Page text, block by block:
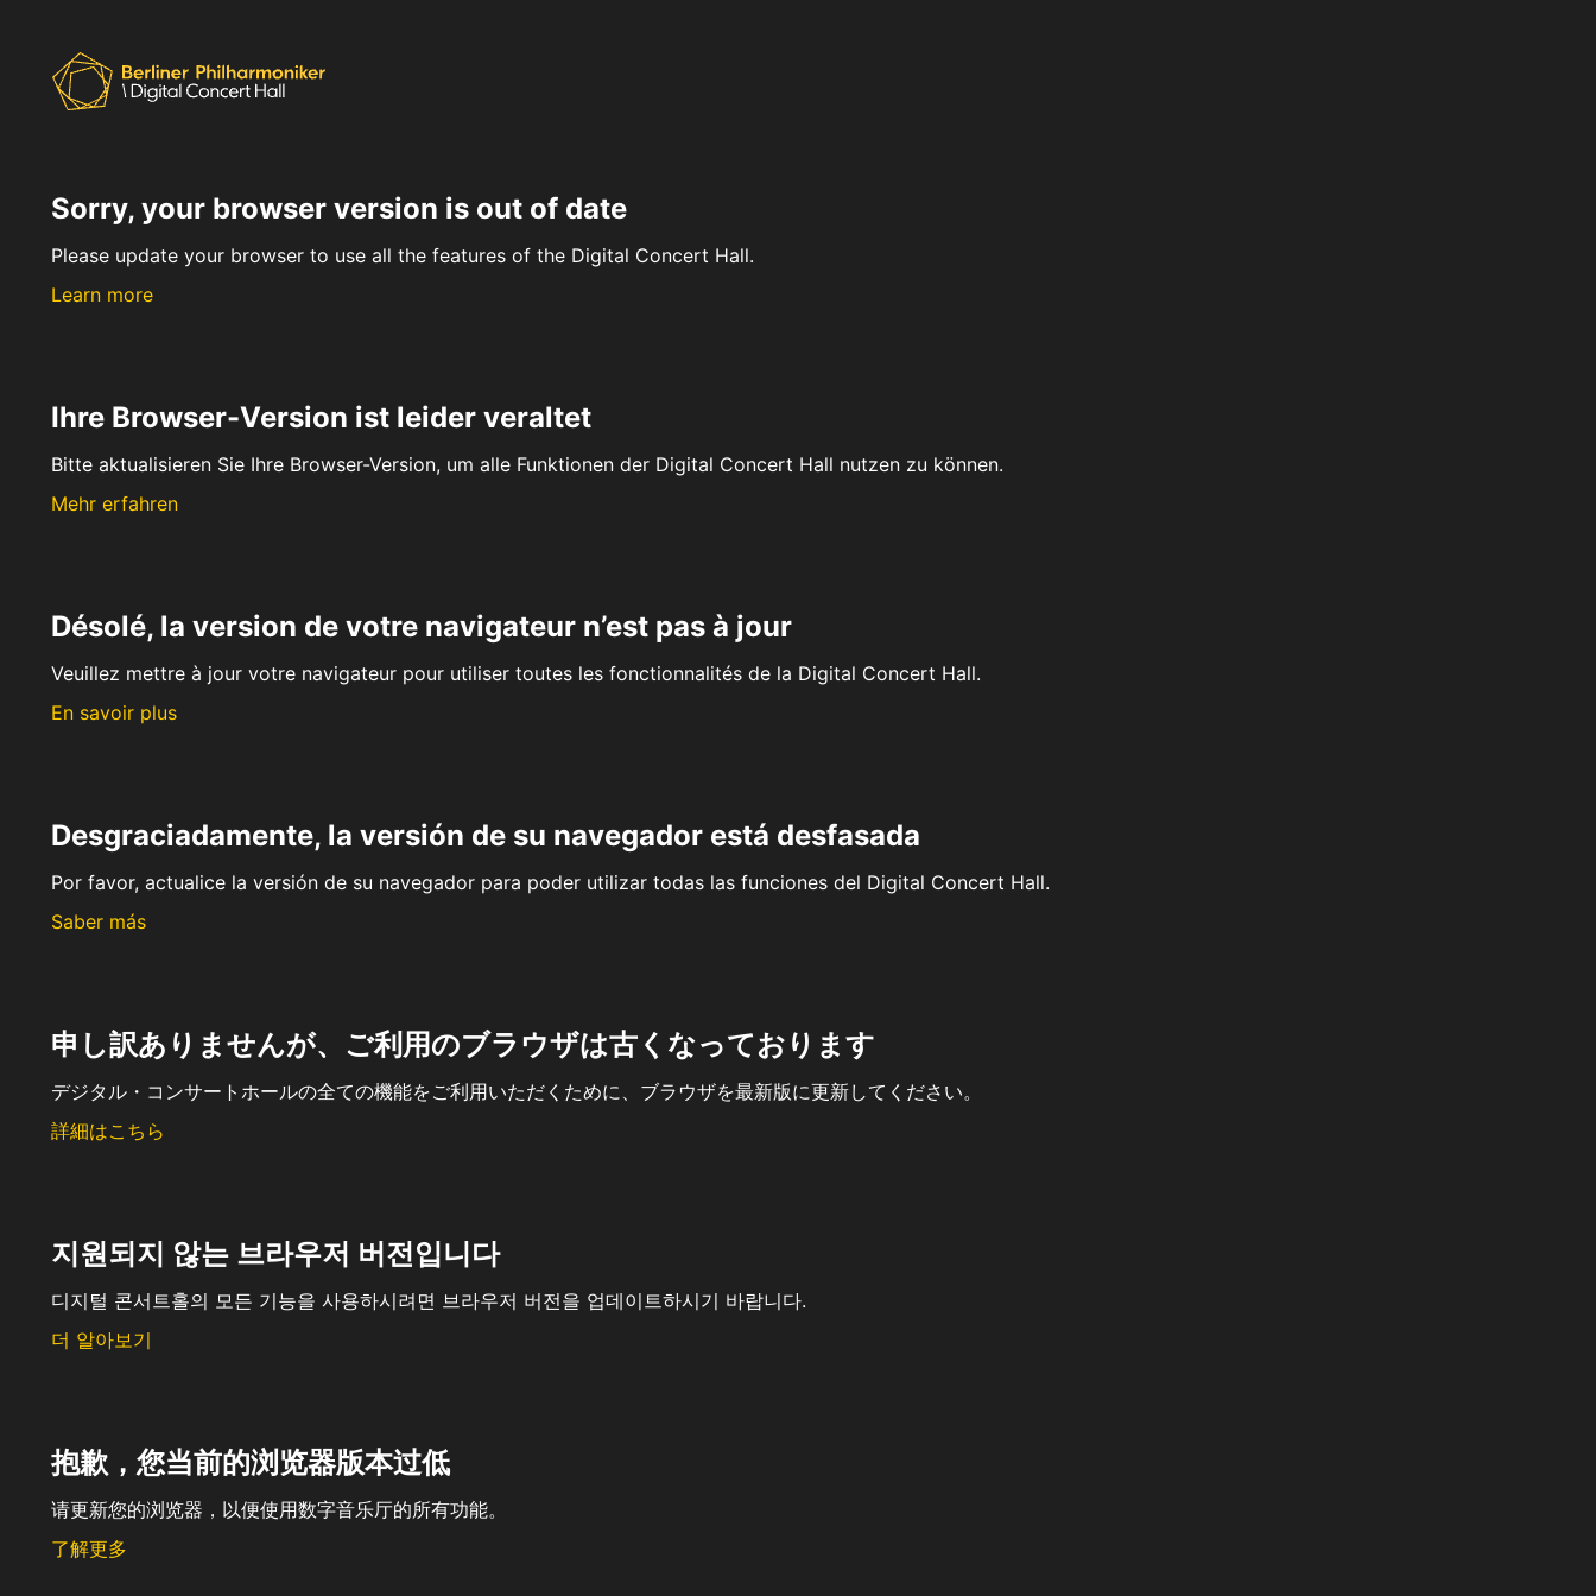
Sorry, your browser version is out of date
Please update your browser to use all the features of the Digital Concert Hall.
Learn more
Ihre Browser-Version ist leider veraltet
Bitte aktualisieren Sie Ihre Browser-Version, um alle Funktionen der Digital Concert Hall nutzen zu können.
Mehr erfahren
Désolé, la version de votre navigateur n’est pas à jour
Veuillez mettre à jour votre navigateur pour utiliser toutes les fonctionnalités de la Digital Concert Hall.
En savoir plus
Desgraciadamente, la versión de su navegador está desfasada
Por favor, actualice la versión de su navegador para poder utilizar todas las funciones del Digital Concert Hall.
Saber más
申し訳ありませんが、ご利用のブラウザは古くなっております
デジタル・コンサートホールの全ての機能をご利用いただくために、ブラウザを最新版に更新してください。
詳細はこちら
지원되지 않는 브라우저 버전입니다
디지털 콘서트홀의 모든 기능을 사용하시려면 브라우저 버전을 업데이트하시기 바랍니다.
더 알아보기
抱歉，您当前的浏览器版本过低
请更新您的浏览器，以便使用数字音乐厅的所有功能。
了解更多